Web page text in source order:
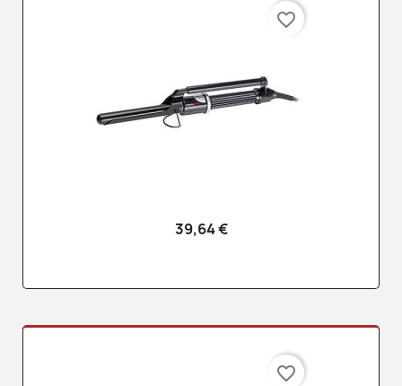
39,64 €
favorite_border
favorite_border